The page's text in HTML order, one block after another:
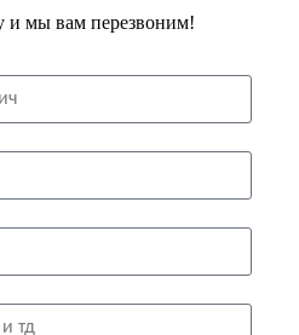
и мы вам перезвоним!